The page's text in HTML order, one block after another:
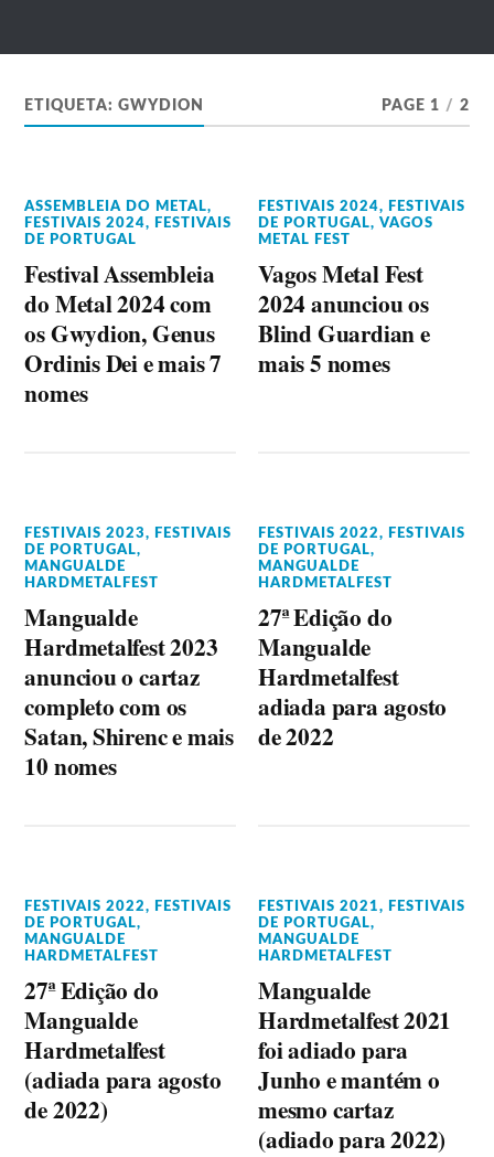
ETIQUETA:GWYDION PAGE 1 / 2
ASSEMBLEIA DO METAL,
FESTIVAIS 2024,
FESTIVAIS
DE PORTUGAL
Festival Assembleia
do Metal 2024 com
os Gwydion, Genus
Ordinis Dei e mais 7
nomes
FESTIVAIS 2024,
FESTIVAIS
DE PORTUGAL,VAGOS
METAL FEST
Vagos Metal Fest
2024 anunciou os
Blind Guardian e
mais 5 nomes
FESTIVAIS 2023,
FESTIVAIS
DE PORTUGAL,
MANGUALDE
HARDMETALFEST
Mangualde
Hardmetalfest 2023
anunciou o cartaz
completo com os
Satan, Shirenc e mais
10 nomes
FESTIVAIS 2022,
FESTIVAIS
DE PORTUGAL,
MANGUALDE
HARDMETALFEST
27ª Edição do
Mangualde
Hardmetalfest
adiada para agosto
de 2022
FESTIVAIS 2022,
FESTIVAIS
DE PORTUGAL,
MANGUALDE
HARDMETALFEST
27ª Edição do
Mangualde
Hardmetalfest
(adiada para agosto
de 2022)
FESTIVAIS 2021,
FESTIVAIS
DE PORTUGAL,
MANGUALDE
HARDMETALFEST
Mangualde
Hardmetalfest 2021
foi adiado para
Junho e mantém o
mesmo cartaz
(adiado para 2022)